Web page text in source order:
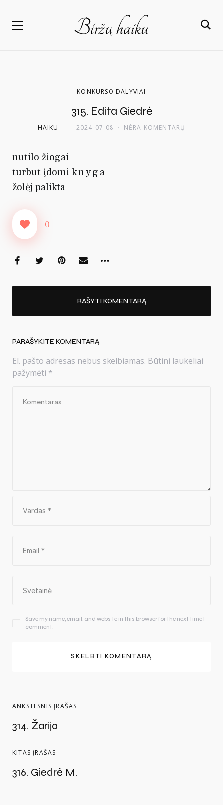
KONKURSO DALYVIAI
315. Edita Giedrė
HAIKU 2024-07-08 NĖRA KOMENTARŲ
nutilo žiogai
turbūt įdomiknyga
žolėj palikta
0
RAŠYTI KOMENTARĄ
PARAŠYKITE KOMENTARĄ
El. pašto adresas nebus skelbiamas. Būtini laukeliai
pažymėti *
Save my name, email, and website in this browser for the next time I
comment.
ANKSTESNIS ĮRAŠAS
314. Žarija
KITAS ĮRAŠAS
316. Giedrė M.